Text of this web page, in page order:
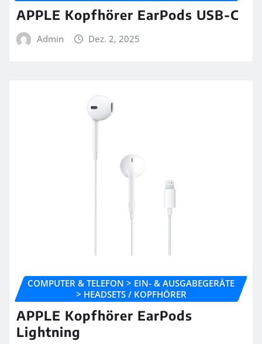
APPLE Kopfhörer EarPods USB-C
Admin Dez. 2, 2025
COMPUTER & TELEFON > EIN- & AUSGABEGERÄTE
> HEADSETS / KOPFHÖRER
APPLE Kopfhörer EarPods
Lightning